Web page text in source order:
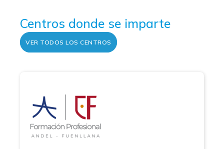
Centros donde se imparte
VER TODOS LOS CENTROS